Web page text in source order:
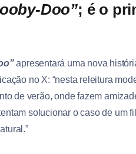
Doo”; é o
apresentará uma nova
no X: “nesta releitura
de verão, onde fazem
solucionar o caso de um